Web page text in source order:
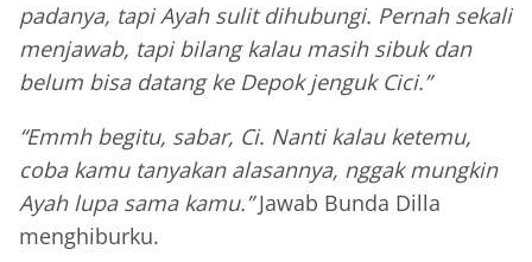
padanya, tapi Ayah sulit dihubungi. Pernah sekali
menjawab, tapi bilang kalau masih sibuk dan
belum bisa datang ke Depok jenguk Cici.”
“Emmh begitu, sabar, Ci. Nanti kalau ketemu,
coba kamu tanyakan alasannya, nggak mungkin
Ayah lupa sama kamu.”Jawab Bunda Dilla
menghiburku.